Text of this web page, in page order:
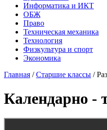
Информатика и ИКТ
ОБЖ
Право
Техническая механика
Технология
Физкультура и спорт
Экономика
Главная /Старшие классы /
Календарно -